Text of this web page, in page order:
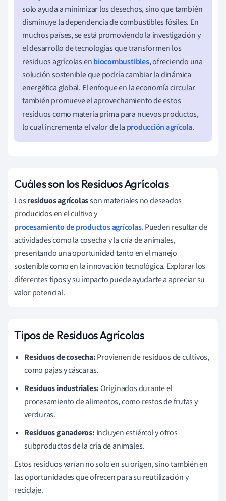
solo ayuda a minimizar los desechos, sino que también
disminuye la dependencia de combustibles fósiles. En
muchos países, se está promoviendo la investigación y
el desarrollo de tecnologías que transformen los
residuos agrícolas enbiocombustibles, ofreciendo una
solución sostenible que podría cambiar la dinámica
energética global. El enfoque en la economía circular
también promueve el aprovechamiento de estos
residuos como materia prima para nuevos productos,
lo cual incrementa el valor de la producción agrícola.
Cuáles son los Residuos Agrícolas
Losresiduos agrícolasson materiales no deseados
producidos en el cultivo y
procesamiento de productos agrícolas. Pueden resultar de
actividades como la cosecha y la cría de animales,
presentando una oportunidad tanto en el manejo
sostenible como en la innovación tecnológica. Explorar los
diferentes tipos y su impacto puede ayudarte a apreciar su
valor potencial.
Tipos de Residuos Agrícolas
Residuos de cosecha:Provienen de residuos de cultivos,
como pajas y cáscaras.
Residuos industriales:Originados durante el
procesamiento de alimentos, como restos de frutas y
verduras.
Residuos ganaderos: Incluyen estiércol y otros
subproductos de la cría de animales.
Estos residuos varían no solo en su origen, sino también en
las oportunidades que ofrecen para su reutilización y
reciclaje.